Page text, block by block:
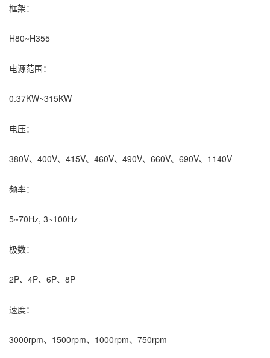
框架：
H80~H355
电源范围：
0.37KW~315KW
电压：
380V、400V、415V、460V、490V、660V、690V、1140V
频率：
5~70Hz, 3~100Hz
极数：
2P、4P、6P、8P
速度：
3000rpm、1500rpm、1000rpm、750rpm